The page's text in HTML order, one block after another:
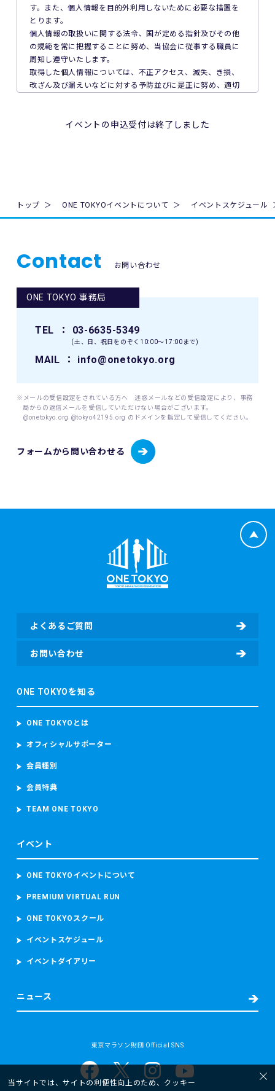
当サイトでは、サイトの利便性向上のため、クッキー
7. 主催者は本イベントの参加者の疾病や紛失、その他の事故
に際し、主催者に故意又は重過失がある場合を除き、主催者
が加入する保険の給付額以上の損害を賠償する責任を負いま
せん。なお、本イベントの参加者は、自己の健康状態や体調
に注意を払うものとします。
8. 本イベント中の映像・写真・記事・記録・参加者の氏名、
のテレビ・新聞・雑誌・SNS・インターネット等での掲載及
び利用の権利は主催者に属します。
されるものとします。
宜の場所に掲示（及び登録されたメールアドレスへの通知
12. 本イベントに関連して生ずる一切の紛争については、東
す。また、個人情報を目的外利用しないために必要な措置を
とります。
個人情報の取扱いに関する法令、国が定める指針及びその他
の規範を常に把握することに努め、当協会に従事する職員に
周知し遵守いたします。
取得した個人情報については、不正アクセス、滅失、き損、
改ざん及び漏えいなどに対する予防並びに是正に努め、適切
開示、内容の訂正、追加又は削除、利用の停止、消去及び第
令和6年4月1日（最終改訂）
イベントの申込受付は終了しました
トップ ONE TOKYOイベントについて イベントスケジュール
Contact お問い合わせ
フォームから問い合わせる
ONE TOKYO 事務局
TEL ： 03-6635-5349
(土、日、祝日をのぞく10:00〜17:00まで)
MAIL ： info@onetokyo.org
※メールの受信設定をされている方へ 迷惑メールなどの受信設定により、事務
局からの返信メールを受信していただけない場合がございます。
@onetokyo.org @tokyo42195.org のドメインを指定して受信してください。
よくあるご質問
お問い合わせ
ONE TOKYOを知る
ONE TOKYOとは
オフィシャルサポーター
会員種別
会員特典
TEAM ONE TOKYO
イベント
ONE TOKYOイベントについて
PREMIUM VIRTUAL RUN
ONE TOKYOスクール
イベントスケジュール
イベントダイアリー
ニュース
東京マラソン財団 Official SNS